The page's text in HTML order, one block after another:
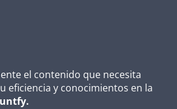
el contenido que necesita
eficiencia y conocimientos en la